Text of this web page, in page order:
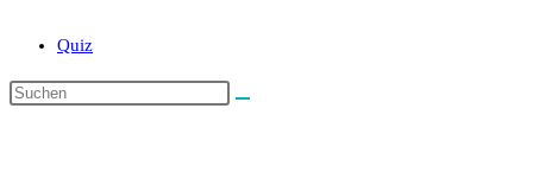
Quiz
Diese